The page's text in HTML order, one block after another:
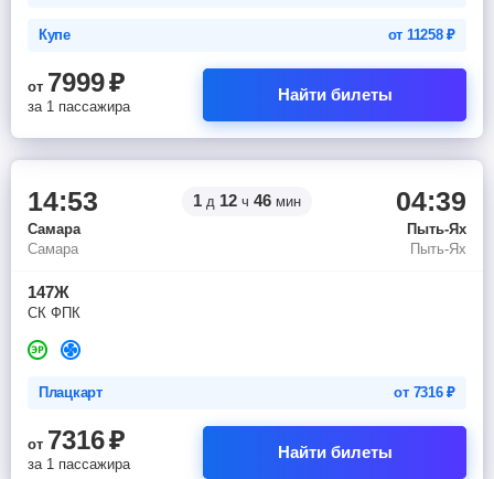
Купе от 11258₽
от 7999₽
за 1 пассажира
Найти билеты
14:53 1 д 12 ч 46 мин 04:39
Самара
Пыть-Ях
Самара
Пыть-Ях
147Ж
СК ФПК
Плацкарт от 7316₽
от 7316₽
за 1 пассажира
Найти билеты